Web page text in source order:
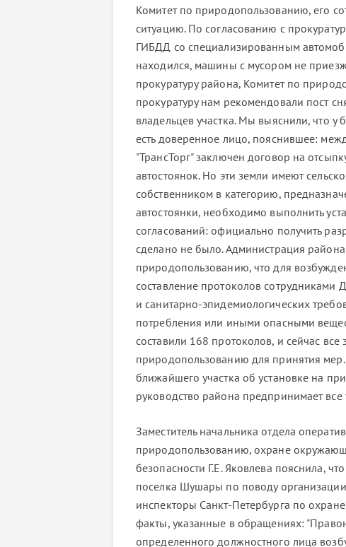
Комитет по природопользованию, его
ситуацию. По согласованию с
ГИБДД со специализированным
находился, машины с мусором не
прокуратуру района, Комитет по
прокуратуру нам рекомендовали пост
владельцев участка. Мы выяснили, что
есть доверенное лицо, пояснившее:
"ТрансТорг" заключен договор на
автостоянок. Но эти земли имеют
собственником в категорию,
автостоянки, необходимо выполнить
согласований: официально получить
сделано не было. Администрация
природопользованию, что для
составление протоколов
и санитарно-эпидемиологических
потребления или иными опасными
составили 168 протоколов, и сейчас
природопользованию для принятия
ближайшего участка об установке на
руководство района предпринимает
Заместитель начальника отдела
природопользованию, охране
безопасности Г.Е. Яковлева пояснила,
поселка Шушары по поводу
инспекторы Санкт-Петербурга по
факты, указанные в обращениях:
определенного должностного лица